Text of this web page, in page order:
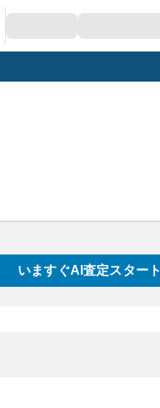
いますぐAI査定スタート